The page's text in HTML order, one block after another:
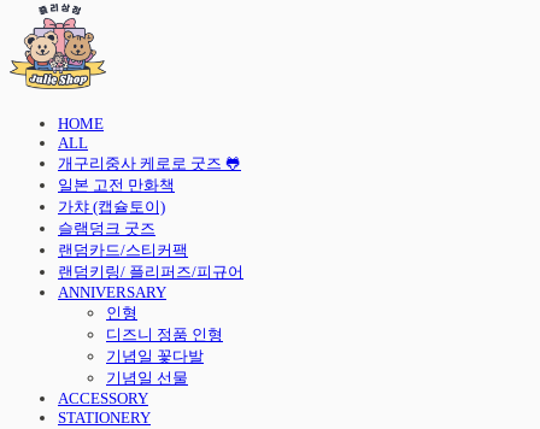
HOME
ALL
개구리중사 케로로 굿즈 🐸
일본 고전 만화책
가챠 (캡슐토이)
슬램덩크 굿즈
랜덤카드/스티커팩
랜덤키링/ 플리퍼즈/피규어
ANNIVERSARY
인형
디즈니 정품 인형
기념일 꽃다발
기념일 선물
ACCESSORY
STATIONERY